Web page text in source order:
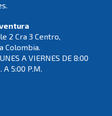
2 Cra 3 Centro,
Colombia.
A VIERNES DE 8:00
A 5:00 P.M.